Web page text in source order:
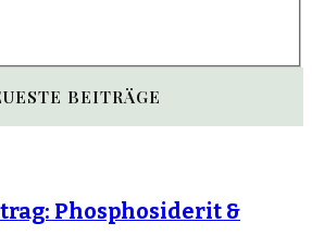
BEITRÄGE
Phosphosiderit &